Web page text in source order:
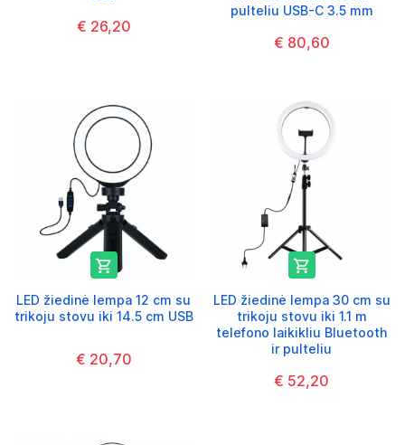
€ 26,20
pulteliu USB-C 3.5 mm
€ 80,60

LED žiedinė lempa 12 cm su
trikoju stovu iki 14.5 cm USB
€ 20,70

LED žiedinė lempa 30 cm su
trikoju stovu iki 1.1 m
telefono laikikliu Bluetooth
ir pulteliu
€ 52,20